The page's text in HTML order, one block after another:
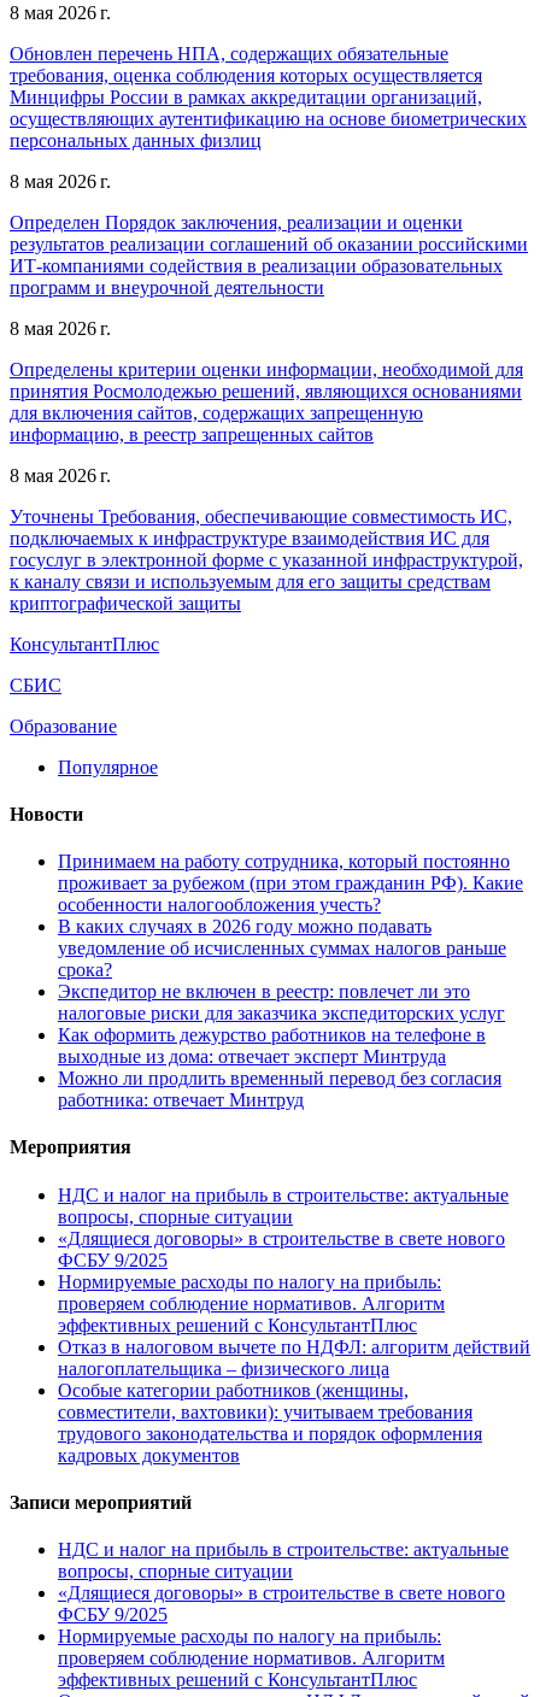
8 мая 2026 г.
Обновлен перечень НПА, содержащих обязательные
требования, оценка соблюдения которых осуществляется
Минцифры России в рамках аккредитации организаций,
осуществляющих аутентификацию на основе биометрических
персональных данных физлиц
8 мая 2026 г.
Определен Порядок заключения, реализации и оценки
результатов реализации соглашений об оказании российскими
ИТ-компаниями содействия в реализации образовательных
программ и внеурочной деятельности
8 мая 2026 г.
Определены критерии оценки информации, необходимой для
принятия Росмолодежью решений, являющихся основаниями
для включения сайтов, содержащих запрещенную
информацию, в реестр запрещенных сайтов
8 мая 2026 г.
Уточнены Требования, обеспечивающие совместимость ИС,
подключаемых к инфраструктуре взаимодействия ИС для
госуслуг в электронной форме с указанной инфраструктурой,
к каналу связи и используемым для его защиты средствам
криптографической защиты
КонсультантПлюс
СБИС
Образование
Популярное
Новости
Принимаем на работу сотрудника, который постоянно
проживает за рубежом (при этом гражданин РФ). Какие
особенности налогообложения учесть?
В каких случаях в 2026 году можно подавать
уведомление об исчисленных суммах налогов раньше
срока?
Экспедитор не включен в реестр: повлечет ли это
налоговые риски для заказчика экспедиторских услуг
Как оформить дежурство работников на телефоне в
выходные из дома: отвечает эксперт Минтруда
Можно ли продлить временный перевод без согласия
работника: отвечает Минтруд
Мероприятия
НДС и налог на прибыль в строительстве: актуальные
вопросы, спорные ситуации
«Длящиеся договоры» в строительстве в свете нового
ФСБУ 9/2025
Нормируемые расходы по налогу на прибыль:
проверяем соблюдение нормативов. Алгоритм
эффективных решений с КонсультантПлюс
Отказ в налоговом вычете по НДФЛ: алгоритм действий
налогоплательщика – физического лица
Особые категории работников (женщины,
совместители, вахтовики): учитываем требования
трудового законодательства и порядок оформления
кадровых документов
Записи мероприятий
НДС и налог на прибыль в строительстве: актуальные
вопросы, спорные ситуации
«Длящиеся договоры» в строительстве в свете нового
ФСБУ 9/2025
Нормируемые расходы по налогу на прибыль:
проверяем соблюдение нормативов. Алгоритм
эффективных решений с КонсультантПлюс